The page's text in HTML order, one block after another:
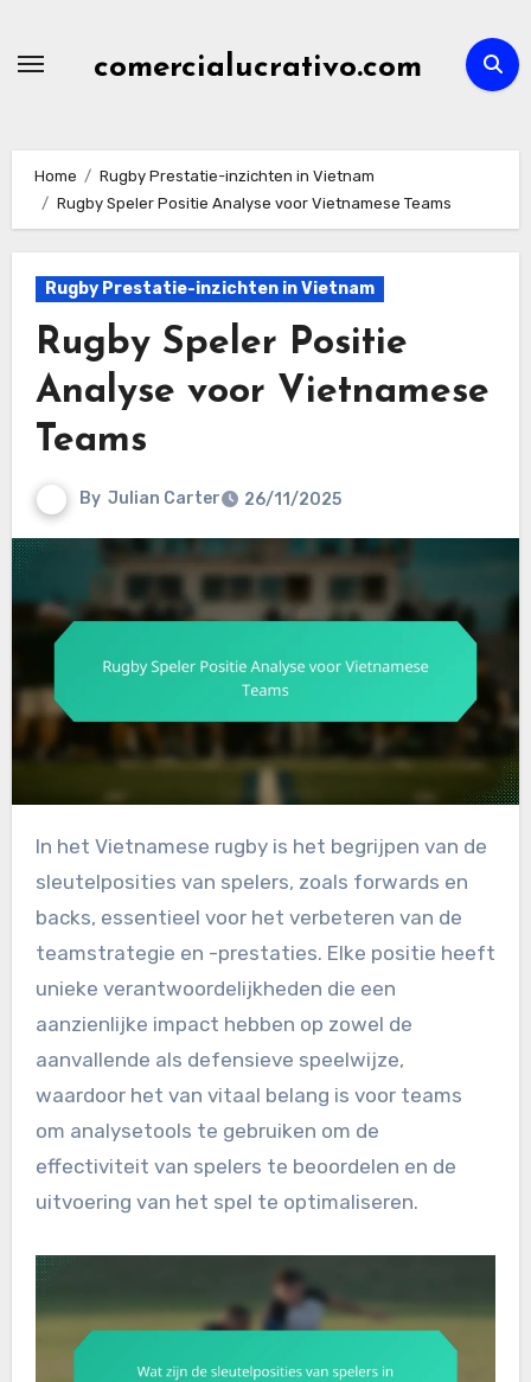
comercialucrativo.com
Home
Rugby Prestatie-inzichten in Vietnam
Rugby Speler Positie Analyse voor Vietnamese Teams
Rugby Prestatie-inzichten in Vietnam
Rugby Speler Positie
Analyse voor Vietnamese
Teams
By Julian Carter 26/11/2025
In het Vietnamese rugby is het begrijpen van de
sleutelposities van spelers, zoals forwards en
backs, essentieel voor het verbeteren van de
teamstrategie en -prestaties. Elke positie heeft
unieke verantwoordelijkheden die een
aanzienlijke impact hebben op zowel de
aanvallende als defensieve speelwijze,
waardoor het van vitaal belang is voor teams
om analysetools te gebruiken om de
effectiviteit van spelers te beoordelen en de
uitvoering van het spel te optimaliseren.